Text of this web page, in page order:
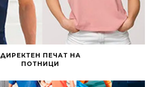
ДИРЕКТЕН ПЕЧАТ НА
ПОТНИЦИ